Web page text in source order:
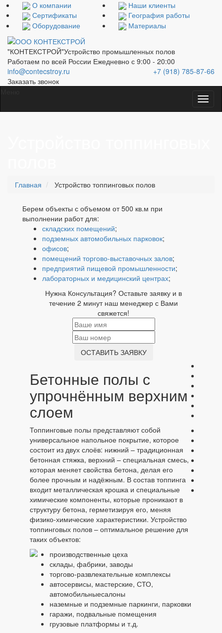
О компании
Наши клиенты
Сертификаты
География работы
Оборудование
Материалы
"КОНТЕКСТРОЙ"Устройство промышленных полов
Работаем по всей России Ежедневно с 9:00 - 20:00
info@contecstroy.ru
+7 (918) 785-87-66
Заказать звонок
Главная Устройство топпинговых полов
Берем объекты с объемом от 500 кв.м при
выполнении работ для:
складских помещений;
подземных автомобильных парковок;
офисов;
помещений торгово-выставочных залов;
предприятий пищевой промышленности;
лабораторных и медицинский центрах;
Нужна Консультация? Оставьте заявку и в
течение 2 минут наш менеджер с Вами
свяжется!
ОСТАВИТЬ ЗАЯВКУ
Бетонные полы с
упрочнённым верхним
слоем
Топпинговые полы представляют собой
универсальное напольное покрытие, которое
состоит из двух слоёв: нижний – традиционная
бетонная стяжка, верхний – специальная смесь,
которая меняет свойства бетона, делая его
более прочным и надёжным. В состав топпинга
входит металлическая крошка и специальные
химические компоненты, которые проникают в
структуру бетона, герметизируя его, меняя
физико-химические характеристики. Устройство
топпинговых полов – оптимальное решение для
таких объектов:
производственные цеха
склады, фабрики, заводы
торгово-развлекательные комплексы
автосервисы, мастерские, СТО,
автомобильныесалоны
наземные и подземные паркинги, парковки
гаражи, подвальные помещения
грузовые платформы и т.д.